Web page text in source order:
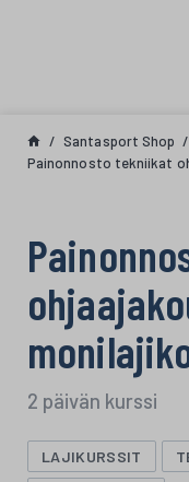
Santasport Shop
Painonnosto tekniikat
2 päivän kurssi
LAJIKURSSIT